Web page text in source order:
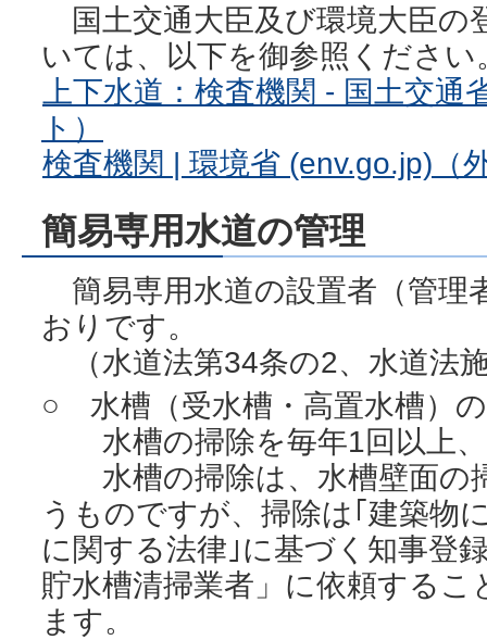
国土交通大臣及び環境大臣の
いては、以下を御参照ください
上下水道：検査機関 - 国土交
ト）
検査機関 | 環境省 (env.go.jp)（
簡易専用水道の管理
簡易専用水道の設置者（管理
おりです。
（水道法第34条の2、水道法
○ 水槽（受水槽・高置水槽）
水槽の掃除を毎年1回以上、
水槽の掃除は、水槽壁面の
うものですが、掃除は｢建築物
に関する法律｣に基づく知事登
貯水槽清掃業者」に依頼する
ます。